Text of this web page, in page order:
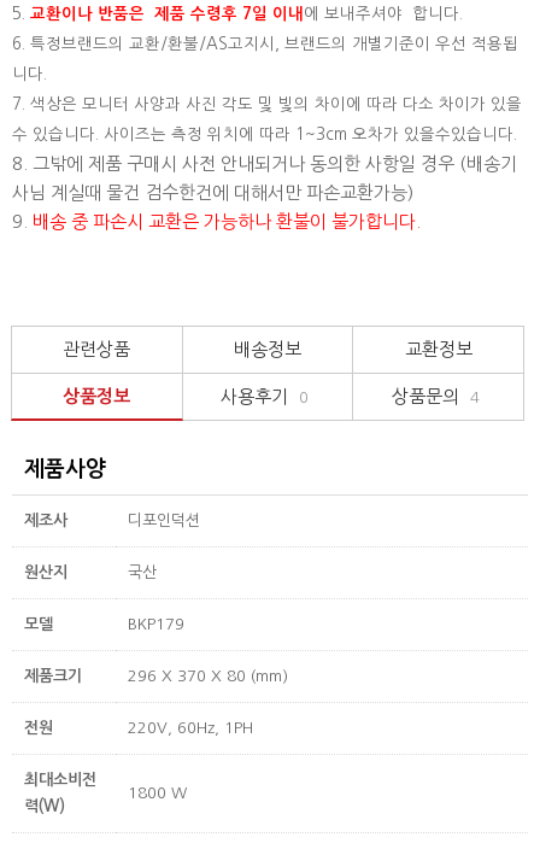
5. 교환이나 반품은 제품 수령후 7일 이내 에 보내주셔야 합니다.
6. 특정브랜드의 교환/환불/AS고지시, 브랜드의 개별기준이 우선 적용됩
니다.
7. 색상은 모니터 사양과 사진 각도 및 빛의 차이에 따라 다소 차이가 있을
수 있습니다. 사이즈는 측정 위치에 따라 1~3cm 오차가 있을수있습니다.
8. 그밖에 제품 구매시 사전 안내되거나 동의한 사항일 경우 (배송기
사님 계실때 물건 검수한건에 대해서만 파손교환가능)
9. 배송 중 파손시 교환은 가능하나 환불이 불가합니다.
관련상품 배송정보 교환정보
상품정보 사용후기 0 상품문의 4
제품사양
제조사 디포인덕션
원산지 국산
모델 BKP179
제품크기 296 X 370 X 80 (mm)
전원 220V, 60Hz, 1PH
최대소비전
력(W)
1800 W